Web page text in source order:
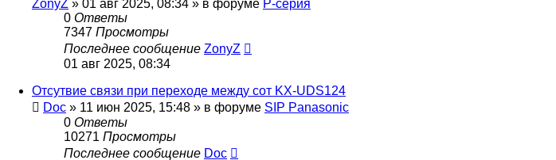
ZonyZ » 01 авг 2025, 08:34 » в форуме P-серия
0 Ответы
7347 Просмотры
Последнее сообщение ZonyZ
01 авг 2025, 08:34
Отсутвие связи при переходе между сот KX-UDS124
Doc » 11 июн 2025, 15:48 » в форуме SIP Panasonic
0 Ответы
10271 Просмотры
Последнее сообщение Doc